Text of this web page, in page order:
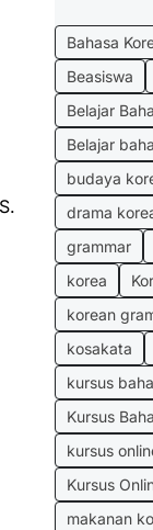
Bahasa
Beasiswa
Belajar
Belajar
budaya
drama
grammar
korea
korean
kosakata
kursus
Kursus
kursus
Kursus
makanan